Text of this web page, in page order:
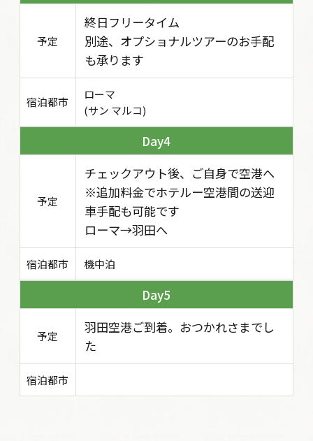
予定
終日フリータイム
別途、オプショナルツアーのお手配
も承ります
宿泊都市
ローマ
(サン マルコ)
4
予定
チェックアウト後、ご自身で空港へ
※追加料金でホテルー空港間の送迎
車手配も可能です
ローマ→羽田へ
宿泊都市 機中泊
5
予定
羽田空港ご到着。おつかれさまでし
た
宿泊都市